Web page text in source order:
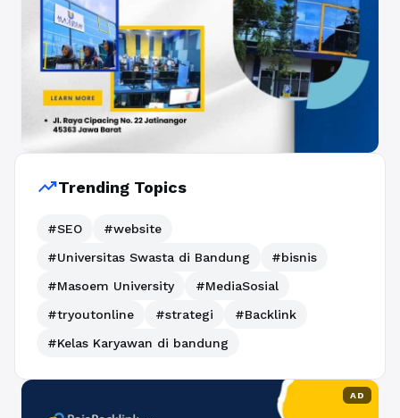
trending_upTrending Topics
#SEO
#website
#Universitas Swasta di Bandung
#bisnis
#Masoem University
#MediaSosial
#tryoutonline
#strategi
#Backlink
#Kelas Karyawan di bandung
AD